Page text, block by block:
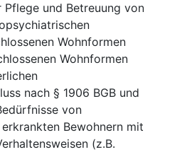
und Betreuung von
Wohnformen
Wohnformen
nach § 1906 BGB und
von
Bewohnern mit
(z.B.